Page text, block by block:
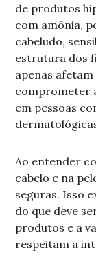
de produtos
com amônia,
cabeludo,
estrutura dos
apenas
comprometer
em pessoas
Ao entender
cabelo e na
seguras. Isso
do que deve
produtos e a
respeitam a